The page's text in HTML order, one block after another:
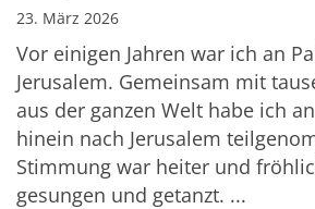
23. März 2026
Vor einigen Jahren war ich an
Jerusalem. Gemeinsam mit
aus der ganzen Welt habe ich
hinein nach Jerusalem
Stimmung war heiter und
gesungen und getanzt. ...